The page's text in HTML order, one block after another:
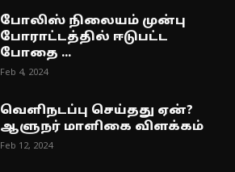
போலிஸ் நிலையம் முன்பு
போராட்டத்தில் ஈடுபட்ட
போதை ...
Feb 4, 2024
வெளிநடப்பு செய்தது ஏன்?
ஆளுநர் மாளிகை விளக்கம்
Feb 12, 2024